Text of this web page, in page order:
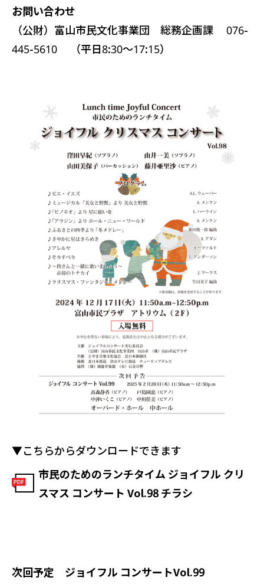
お問い合わせ
（公財）富山市民文化事業団 総務企画課 076-
445-5610 （平日8:30～17:15）
▼こちらからダウンロードできます
市民のためのランチタイム ジョイフル クリ
スマス コンサート Vol.98 チラシ
次回予定 ジョイフル コンサートVol.99